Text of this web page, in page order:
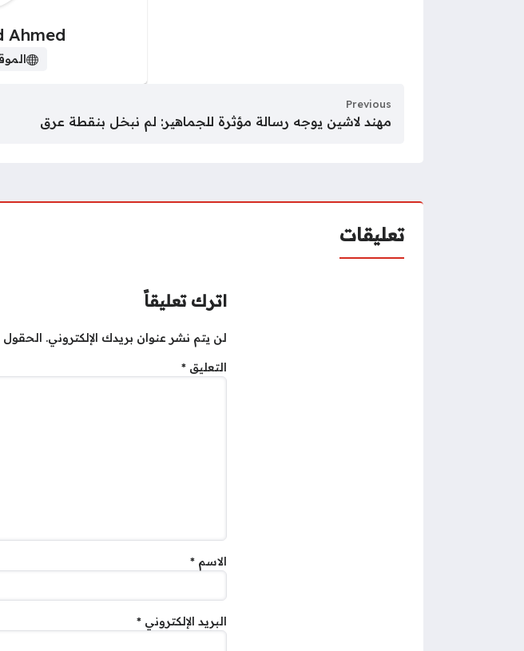
Ahmed
Previous
مهند لاشين يوجه رسالة مؤثرة للجماهير: لم نبخل بنقطة عرق
تعليقات
اترك تعليقاً
لن يتم نشر عنوان بريدك الإلكتروني. الحقول
التعليق *
الاسم *
البريد الإلكتروني *